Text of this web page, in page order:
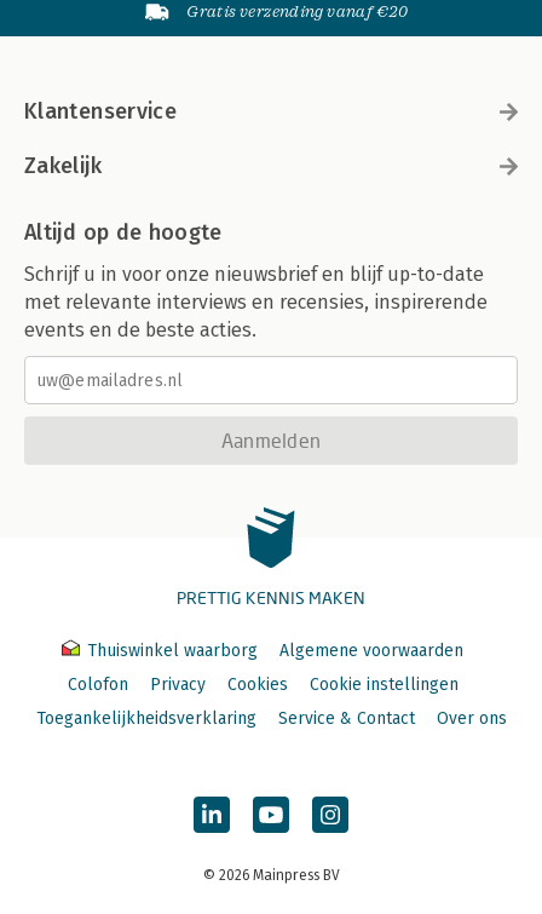
Gratis verzending vanaf €20
Klantenservice
Zakelijk
Altijd op de hoogte
Schrijf u in voor onze nieuwsbrief en blijf up-to-date
met relevante interviews en recensies, inspirerende
events en de beste acties.
Aanmelden
PRETTIG KENNIS MAKEN
Thuiswinkel waarborg
Algemene voorwaarden
Colofon
Privacy Cookies
Cookie instellingen
Toegankelijkheidsverklaring
Service & Contact Over ons
© 2026 Mainpress BV